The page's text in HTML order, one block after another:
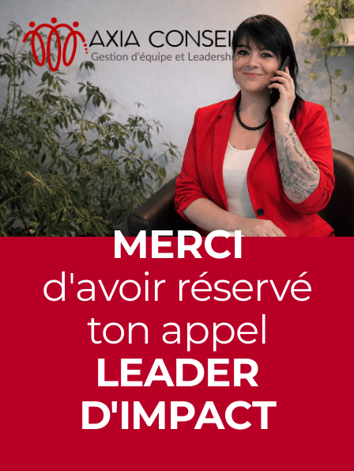
MERCI
d'avoir réservé
ton appel
LEADER
D'IMPACT